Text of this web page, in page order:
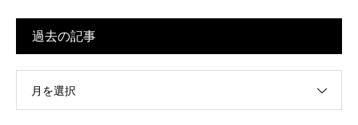
過去の記事
月を選択